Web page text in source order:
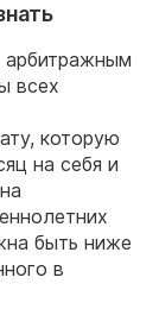
всех
которую
на себя и
быть ниже
в